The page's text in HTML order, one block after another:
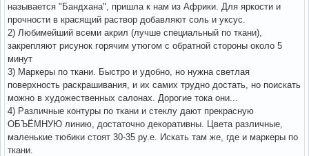
называется "Бандхана", пришла к нам из Африки. Для яркости и
прочности в красящий раствор добавляют соль и уксус.
2) Любимейший всеми акрил (лучше специальный по ткани),
закрепляют рисунок горячим утюгом с обратной стороны около 5
минут
3) Маркеры по ткани. Быстро и удобно, но нужна светлая
поверхность раскрашивания, и их самих трудно достать, но поискать
можно в художественных салонах. Дорогие тока они...
4) Различные контуры по ткани и стеклу дают прекрасную
ОБЪЁМНУЮ линию, достаточно декоративны. Цвета различные,
маленькие тюбики стоят 30-35 ру.е. Искать там же, где и маркеры по
ткани.